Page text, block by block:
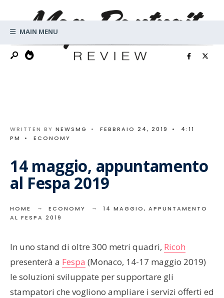
contentMAIN MENU
WRITTEN BY NEWSMG • FEBBRAIO 24, 2019 •
4:11
PM
• ECONOMY
14 maggio, appuntamento
al Fespa 2019
HOME ECONOMY
14 MAGGIO, APPUNTAMENTO
AL FESPA 2019
In uno stand di oltre 300 metri quadri, Ricoh
presenterà a Fespa (Monaco, 14-17 maggio 2019)
le soluzioni sviluppate per supportare gli
stampatori che vogliono ampliare i servizi offerti ed